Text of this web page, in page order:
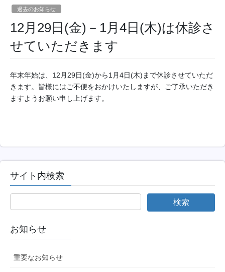
過去のお知らせ
12月29日(金)－1月4日(木)は休診さ
せていただきます
年末年始は、12月29日(金)から1月4日(木)まで休診させていただ
きます。皆様にはご不便をおかけいたしますが、ご了承いただき
ますようお願い申し上げます。
サイト内検索
お知らせ
重要なお知らせ